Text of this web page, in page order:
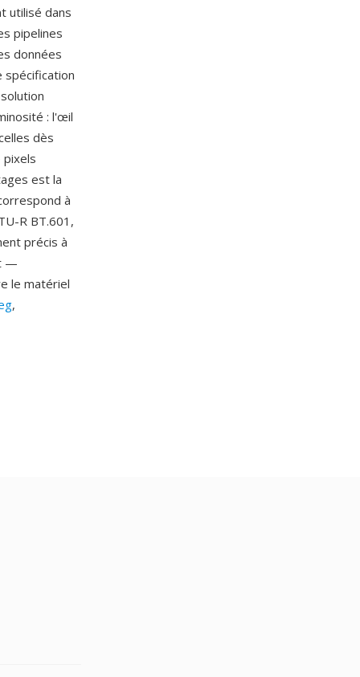
utilisé dans
pipelines
données
spécification
: l'œil
dès
pixels
est la
à
R BT.601,
précis à
—
le matériel
,